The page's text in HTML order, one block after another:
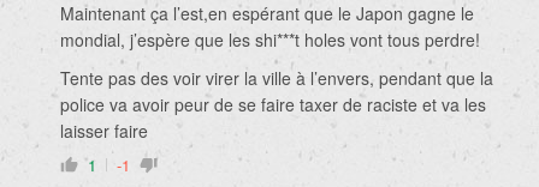
Maintenant ça l’est,en espérant que le Japon gagne le
mondial, j’espère que les shi***t holes vont tous perdre!
Tente pas des voir virer la ville à l’envers, pendant que la
police va avoir peur de se faire taxer de raciste et va les
laisser faire
1 -1